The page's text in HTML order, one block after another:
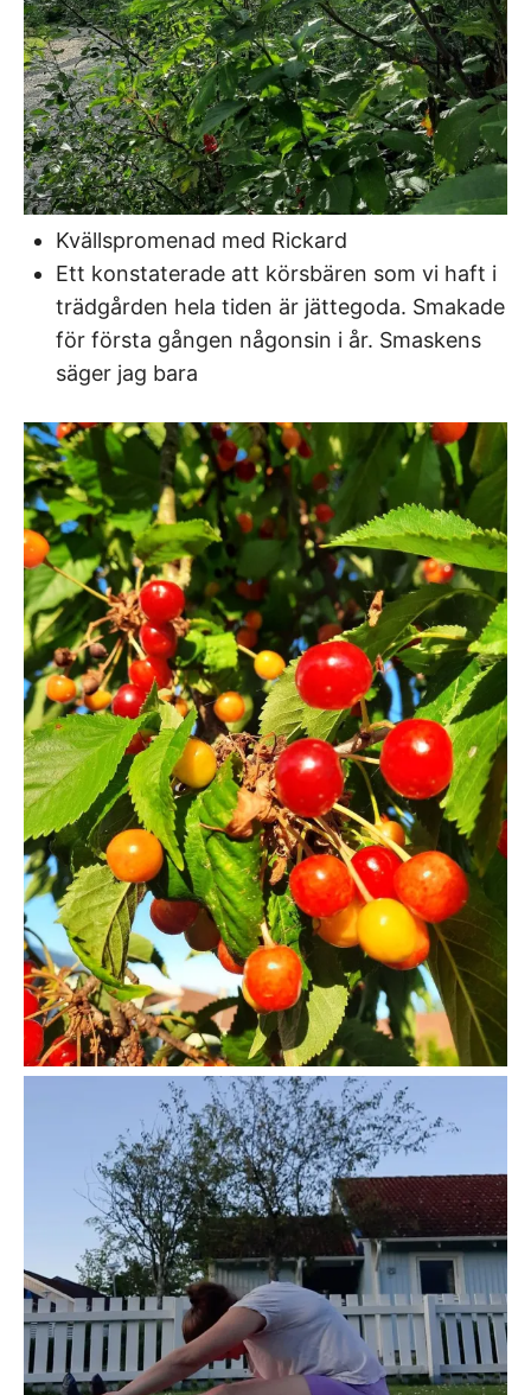
Kvällspromenad med Rickard
Ett konstaterade att körsbären som vi haft i
trädgården hela tiden är jättegoda. Smakade
för första gången någonsin i år. Smaskens
säger jag bara